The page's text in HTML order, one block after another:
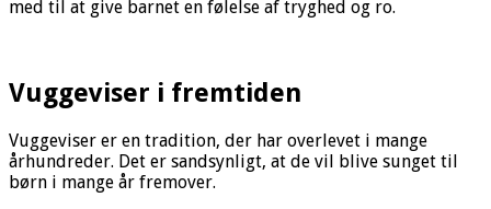
med til at give barnet en følelse af tryghed og ro.
Vuggeviser i fremtiden
Vuggeviser er en tradition, der har overlevet i mange
århundreder. Det er sandsynligt, at de vil blive sunget til
børn i mange år fremover.